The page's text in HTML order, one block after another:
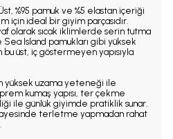
%95 pamuk ve %5 elastan içeriği
için ideal bir giyim parçasıdır.
olarak sıcak iklimlerde serin tutma
Sea Island pamukları gibi yüksek
üst, iç göstermeyen yapısıyla
yüksek uzama yeteneği ile
kumaş yapısı, ter çekme
ile günlük giyimde pratiklik sunar.
sayesinde terletme yapmadan rahat